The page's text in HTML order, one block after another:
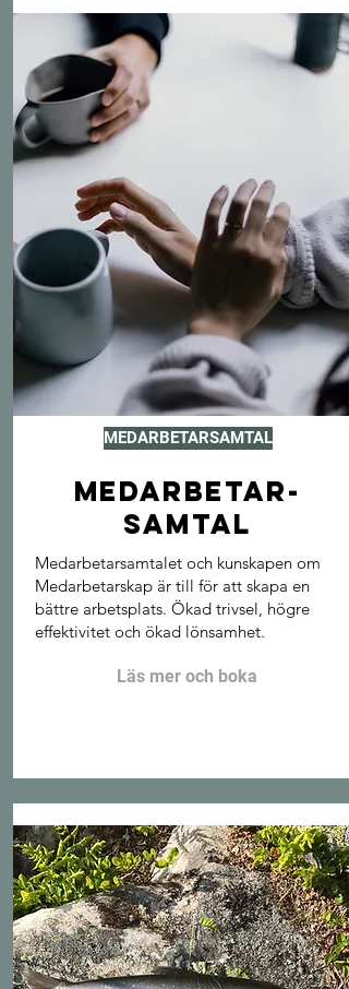
MEDARBETARSAMTAL
Medarbetar-
samtal
Medarbetarsamtalet och kunskapen om
Medarbetarskap är till för att skapa en
bättre arbetsplats. Ökad trivsel, högre
effektivitet och ökad lönsamhet.
Läs mer och boka